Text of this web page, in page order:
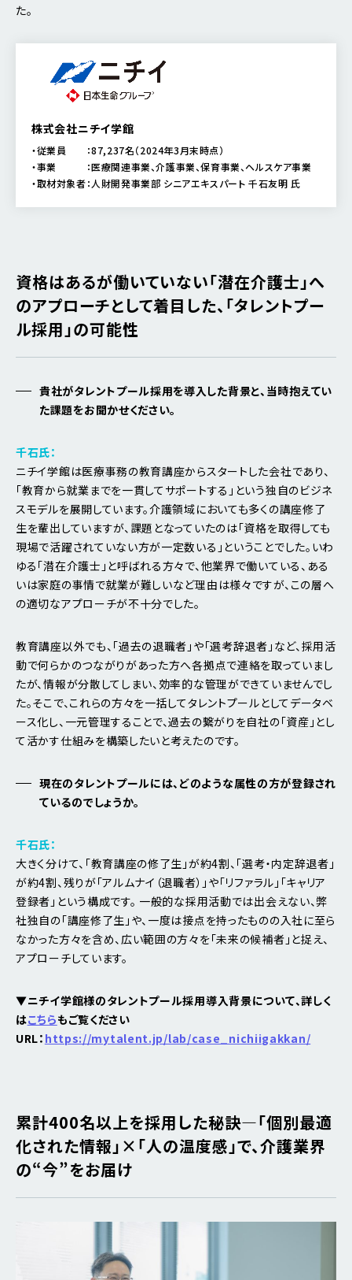
た。
株式会社ニチイ学館
・従業員 ：87,237名（2024年3月末時点）
・事業 ：医療関連事業、介護事業、保育事業、ヘルスケア事業
・取材対象者：人財開発事業部 シニアエキスパート 千石友明 氏
資格はあるが働いていない「潜在介護士」へ
のアプローチとして着目した、「タレントプー
ル採用」の可能性
貴社がタレントプール採用を導入した背景と、当時抱えてい
た課題をお聞かせください。
千石氏：
ニチイ学館は医療事務の教育講座からスタートした会社であり、
「教育から就業までを一貫してサポートする」という独自のビジネ
スモデルを展開しています。介護領域においても多くの講座修了
生を輩出していますが、課題となっていたのは「資格を取得しても
現場で活躍されていない方が一定数いる」ということでした。いわ
ゆる「潜在介護士」と呼ばれる方々で、他業界で働いている、ある
いは家庭の事情で就業が難しいなど理由は様々ですが、この層へ
の適切なアプローチが不十分でした。
教育講座以外でも、「過去の退職者」や「選考辞退者」など、採用活
動で何らかのつながりがあった方へ各拠点で連絡を取っていまし
たが、情報が分散してしまい、効率的な管理ができていませんでし
た。そこで、これらの方々を一括してタレントプールとしてデータベ
ース化し、一元管理することで、過去の繋がりを自社の「資産」とし
て活かす仕組みを構築したいと考えたのです。
現在のタレントプールには、どのような属性の方が登録され
ているのでしょうか。
千石氏：
大きく分けて、「教育講座の修了生」が約4割、「選考・内定辞退者」
が約4割、残りが「アルムナイ（退職者）」や「リファラル」「キャリア
登録者」という構成です。 一般的な採用活動では出会えない、弊
社独自の「講座修了生」や、一度は接点を持ったものの入社に至ら
なかった方々を含め、広い範囲の方々を「未来の候補者」と捉え、
アプローチしています。
▼ニチイ学館様のタレントプール採用導入背景について、詳しく
はこちらもご覧ください
URL： https://mytalent.jp/lab/case_nichiigakkan/
累計400名以上を採用した秘訣―「個別最適
化された情報」×「人の温度感」で、介護業界
の“今”をお届け